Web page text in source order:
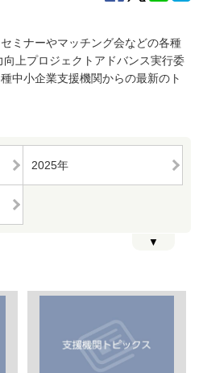
ミナーやマッチング会などの各種
上プロジェクトアドバンス実行委
中小企業支援機関からの最新のト
2025年
▼